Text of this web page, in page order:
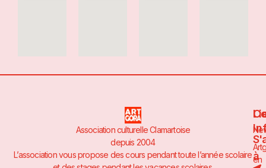
Association culturelle Clamartoise
depuis 2004
L’association vous propose des cours pendant toute l’année scolaireen
à